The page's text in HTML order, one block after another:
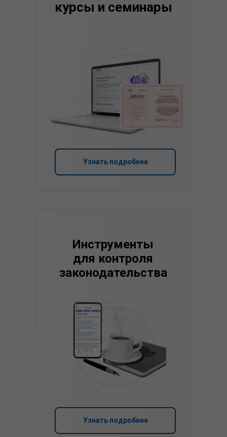
Узнать подробнее
Инструменты
для контроля
законодательства
Узнать подробнее
курсы и семинары